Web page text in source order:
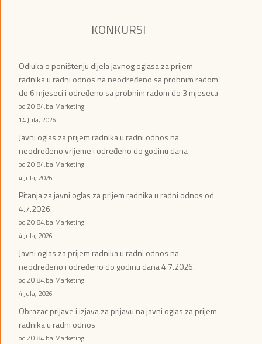
KONKURSI
Odluka o poništenju dijela javnog oglasa za prijem
radnika u radni odnos na neodređeno sa probnim radom
do 6 mjeseci i određeno sa probnim radom do 3 mjeseca
od ZOI84.ba Marketing
14 Jula, 2026
Javni oglas za prijem radnika u radni odnos na
neodređeno vrijeme i određeno do godinu dana
od ZOI84.ba Marketing
4 Jula, 2026
Pitanja za javni oglas za prijem radnika u radni odnos od
4.7.2026.
od ZOI84.ba Marketing
4 Jula, 2026
Javni oglas za prijem radnika u radni odnos na
neodređeno i određeno do godinu dana 4.7.2026.
od ZOI84.ba Marketing
4 Jula, 2026
Obrazac prijave i izjava za prijavu na javni oglas za prijem
radnika u radni odnos
od ZOI84.ba Marketing